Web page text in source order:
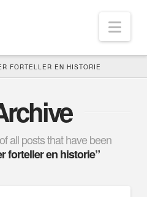
FORTELLER EN HISTORIE
all posts that have been
forteller en historie”